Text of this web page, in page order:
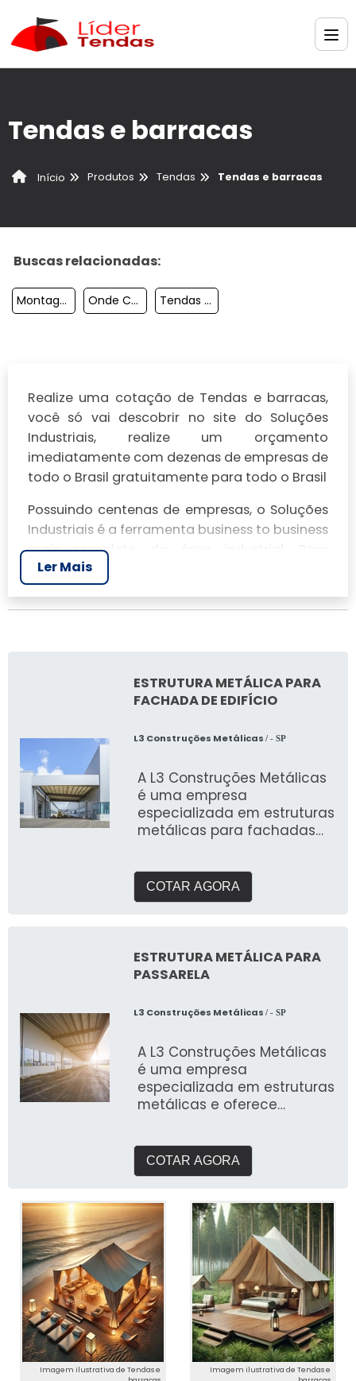
Tendas e barracas
Início Produtos Tendas Tendas e barracas
Buscas relacionadas:
Montagem De Tendas Para Eventos Onde Comprar Tendas Para Eventos Tendas Gigantes Inflavel Personalizado Ponto De Venda
Realize uma cotação de Tendas e barracas,
você só vai descobrir no site do Soluções
Industriais, realize um orçamento
imediatamente com dezenas de empresas de
todo o Brasil gratuitamente para todo o Brasil
Possuindo centenas de empresas, o Soluções
Industriais é a ferramenta business to business
mais completo da área industrial. Para
realizar um orçamento de Tendas e barracas,
clique em um ou mais dos anuciantes a
seguir:
Ler Mais
ESTRUTURA METÁLICA PARA
FACHADA DE EDIFÍCIO
L3 Construções Metálicas / - SP
A L3 Construções Metálicas
é uma empresa
especializada em estruturas
metálicas para fachadas
COTAR AGORA
ESTRUTURA METÁLICA PARA
PASSARELA
L3 Construções Metálicas / - SP
A L3 Construções Metálicas
é uma empresa
especializada em estruturas
metálicas e oferece
COTAR AGORA
Imagem ilustrativa de Tendas e
Imagem ilustrativa de Tendas e